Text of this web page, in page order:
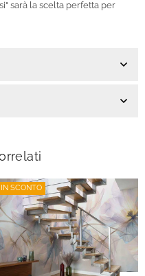
sarà la scelta perfetta per
IN SCONTO